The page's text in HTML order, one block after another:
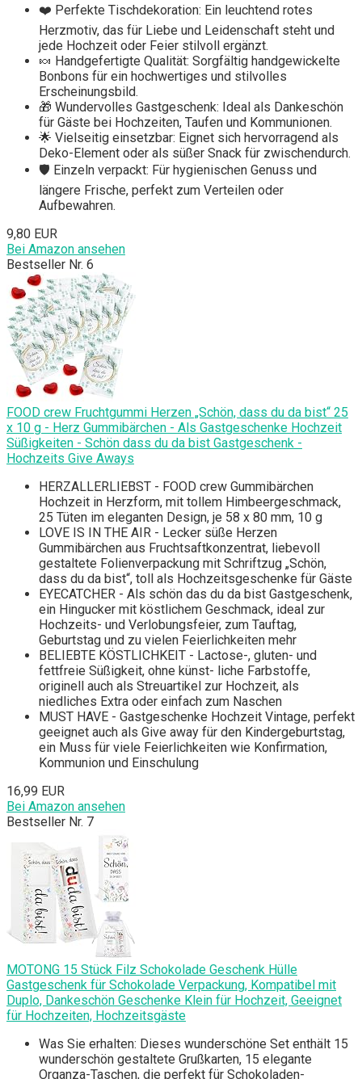
❤️ Perfekte Tischdekoration: Ein leuchtend rotes
Herzmotiv, das für Liebe und Leidenschaft steht und
jede Hochzeit oder Feier stilvoll ergänzt.
🍬 Handgefertigte Qualität: Sorgfältig handgewickelte
Bonbons für ein hochwertiges und stilvolles
Erscheinungsbild.
🎁 Wundervolles Gastgeschenk: Ideal als Dankeschön
für Gäste bei Hochzeiten, Taufen und Kommunionen.
🌟 Vielseitig einsetzbar: Eignet sich hervorragend als
Deko-Element oder als süßer Snack für zwischendurch.
🛡️ Einzeln verpackt: Für hygienischen Genuss und
längere Frische, perfekt zum Verteilen oder
Aufbewahren.
9,80 EUR
Bei Amazon ansehen
Bestseller Nr. 6
FOOD crew Fruchtgummi Herzen „Schön, dass du da bist“ 25
x 10 g - Herz Gummibärchen - Als Gastgeschenke Hochzeit
Süßigkeiten - Schön dass du da bist Gastgeschenk -
Hochzeits Give Aways
HERZALLERLIEBST - FOOD crew Gummibärchen
Hochzeit in Herzform, mit tollem Himbeergeschmack,
25 Tüten im eleganten Design, je 58 x 80 mm, 10 g
LOVE IS IN THE AIR - Lecker süße Herzen
Gummibärchen aus Fruchtsaftkonzentrat, liebevoll
gestaltete Folienverpackung mit Schriftzug „Schön,
dass du da bist“, toll als Hochzeitsgeschenke für Gäste
EYECATCHER - Als schön das du da bist Gastgeschenk,
ein Hingucker mit köstlichem Geschmack, ideal zur
Hochzeits- und Verlobungsfeier, zum Tauftag,
Geburtstag und zu vielen Feierlichkeiten mehr
BELIEBTE KÖSTLICHKEIT - Lactose-, gluten- und
fettfreie Süßigkeit, ohne künst- liche Farbstoffe,
originell auch als Streuartikel zur Hochzeit, als
niedliches Extra oder einfach zum Naschen
MUST HAVE - Gastgeschenke Hochzeit Vintage, perfekt
geeignet auch als Give away für den Kindergeburtstag,
ein Muss für viele Feierlichkeiten wie Konfirmation,
Kommunion und Einschulung
16,99 EUR
Bei Amazon ansehen
Bestseller Nr. 7
MOTONG 15 Stück Filz Schokolade Geschenk Hülle
Gastgeschenk für Schokolade Verpackung, Kompatibel mit
Duplo, Dankeschön Geschenke Klein für Hochzeit, Geeignet
für Hochzeiten, Hochzeitsgäste
Was Sie erhalten: Dieses wunderschöne Set enthält 15
wunderschön gestaltete Grußkarten, 15 elegante
Organza-Taschen, die perfekt für Schokoladen-